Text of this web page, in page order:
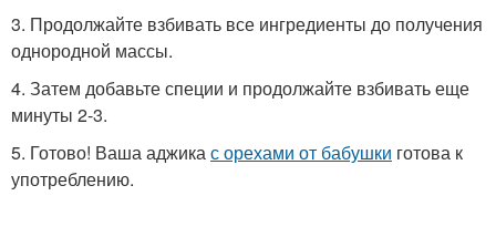
3. Продолжайте взбивать все ингредиенты до получения
однородной массы.
4. Затем добавьте специи и продолжайте взбивать еще
минуты 2-3.
5. Готово! Ваша аджикас орехами от бабушки готова к
употреблению.